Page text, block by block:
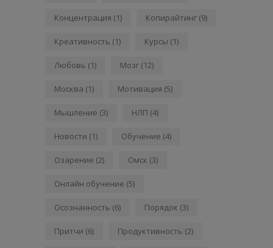
Концентрация (1) Копирайтинг (9)
Креативность (1) Курсы (1)
Любовь (1) Мозг (12)
Москва (1) Мотивация (5)
Мышление (3) НЛП (4)
Новости (1) Обучение (4)
Озарение (2) Омск (3)
Онлайн обучение (5)
Осознанность (6) Порядок (3)
Притчи (6) Продуктивность (2)